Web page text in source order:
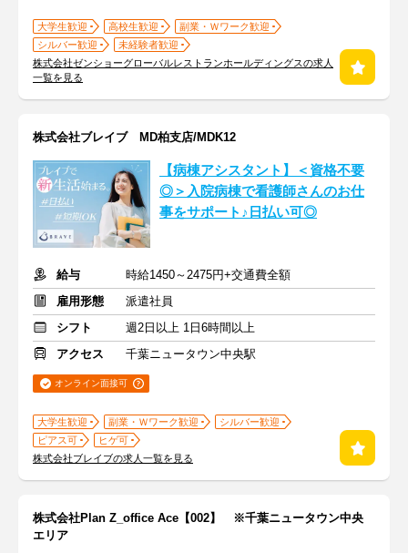
大学生歓迎 高校生歓迎
副業・Ｗワーク歓迎
シルバー歓迎
未経験者歓迎
株式会社ゼンショーグローバルレストランホールディングスの求人
一覧を見る
株式会社ブレイブ MD柏支店/MDK12
【病棟アシスタント】＜資格不要
◎＞入院病棟で看護師さんのお仕
事をサポート♪日払い可◎
給与
時給1450～2475円+交通費全額
雇用形態
派遣社員
シフト
週2日以上 1日6時間以上
アクセス
千葉ニュータウン中央駅
オンライン面接可
大学生歓迎 副業・Ｗワーク歓迎
シルバー歓迎
ピアス可
ヒゲ可
株式会社ブレイブの求人一覧を見る
株式会社Plan Z_office Ace【002】 ※千葉ニュータウン中央
エリア